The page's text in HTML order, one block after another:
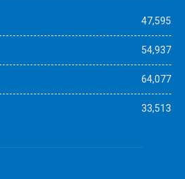
47,595
54,937
64,077
33,513